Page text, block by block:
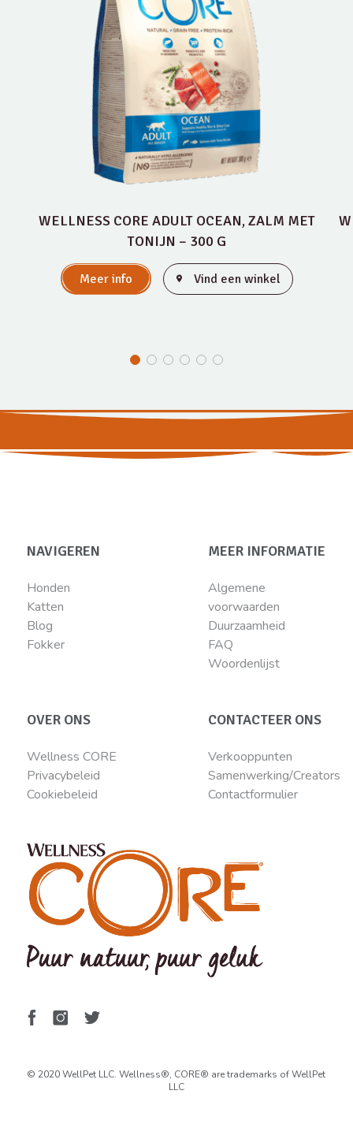
WELLNESS CORE ADULT OCEAN, ZALM MET
TONIJN – 300 G
Meer info Vind een winkel
NAVIGEREN
Honden
Katten
Blog
Fokker
MEER INFORMATIE
Algemene
voorwaarden
Duurzaamheid
FAQ
Woordenlijst
OVER ONS
Wellness CORE
Privacybeleid
Cookiebeleid
CONTACTEER ONS
Verkooppunten
Samenwerking/Creators
Contactformulier
© 2020 WellPet LLC. Wellness®, CORE® are trademarks of WellPet
LLC